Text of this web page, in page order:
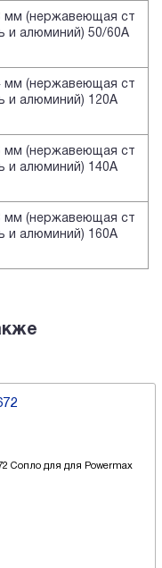
мм (нержавеющая ст
и алюминий) 50/60A
мм (нержавеющая ст
и алюминий) 120A
мм (нержавеющая ст
и алюминий) 140A
мм (нержавеющая ст
и алюминий) 160A
Сопло для для Powermax